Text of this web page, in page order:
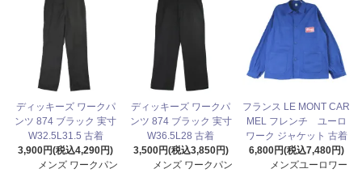
ディッキーズ ワークパ
ンツ 874 ブラック 実寸
W32.5L31.5 古着
3,900円(税込4,290円)
メンズ ワークパン
ディッキーズ ワークパ
ンツ 874 ブラック 実寸
W36.5L28 古着
3,500円(税込3,850円)
メンズ ワークパン
フランス LE MONT CAR
MEL フレンチ ユーロ
ワーク ジャケット 古着
6,800円(税込7,480円)
メンズユーロワー